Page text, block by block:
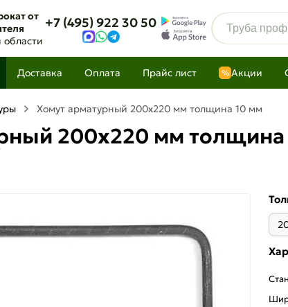
от +7 (495) 922 30 50
Доставка Оплата Прайс лист % Акции
Хомут арматурный 200х220 мм толщина 10 мм
200х220 мм